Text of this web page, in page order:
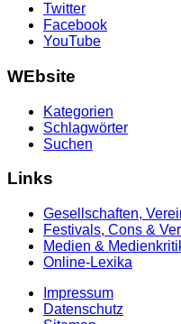
Twitter
Facebook
YouTube
WEbsite
Kategorien
Schlagwörter
Suchen
Links
Gesellschaften,
Festivals, Cons &
Medien &
Online-Lexika
Impressum
Datenschutz